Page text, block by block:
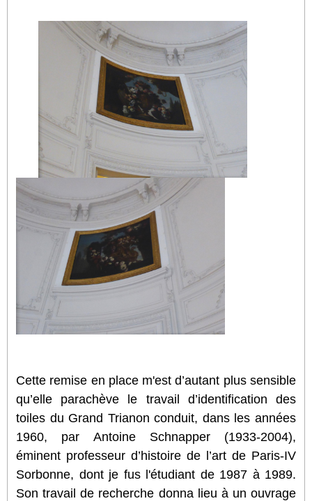
Cette remise en place m'est d’autant plus sensible
qu’elle parachève le travail d’identification des
toiles du Grand Trianon conduit, dans les années
1960, par Antoine Schnapper (1933-2004),
éminent professeur d’histoire de l’art de Paris-IV
Sorbonne, dont je fus l'étudiant de 1987 à 1989.
Son travail de recherche donna lieu à un ouvrage